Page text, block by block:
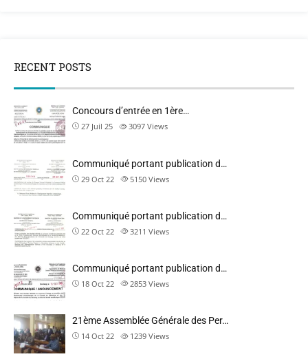
RECENT POSTS
Concours d’entrée en 1ère…
27 Juil 25 3097 Views
Communiqué portant publication d…
29 Oct 22 5150 Views
Communiqué portant publication d…
22 Oct 22 3211 Views
Communiqué portant publication d…
18 Oct 22 2853 Views
21ème Assemblée Générale des Per…
14 Oct 22 1239 Views